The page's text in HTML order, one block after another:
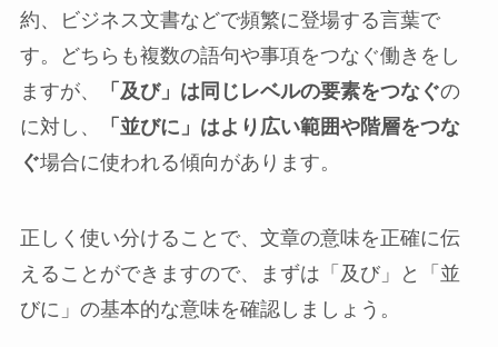
約、ビジネス文書などで頻繁に登場する言葉で
す。どちらも複数の語句や事項をつなぐ働きをし
ますが、
「及び」は同じレベルの要素をつなぐの
に対し、
「並びに」はより広い範囲や階層をつな
ぐ場合に使われる傾向があります。
正しく使い分けることで、文章の意味を正確に伝
えることができますので、まずは「及び」と「並
びに」の基本的な意味を確認しましょう。